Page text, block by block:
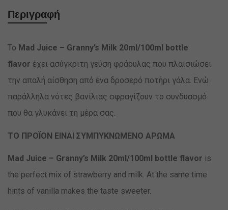
Περιγραφή
Το Mad Juice – Granny’s Milk 20ml/100ml bottle
flavor έχει ασύγκριτη γεύση φράουλας που πλαισιώσει
την απαλή αίσθηση από ένα δροσερό ποτήρι γάλα. Ενώ
παράλληλα νότες βανίλιας σφραγίζουν το συνδυασμό
που θα γλυκάνει τη μέρα σας.
TO ΠΡΟΪΟΝ ΕΙΝΑΙ ΣΥΜΠΥΚΝΩΜΕΝΟ ΑΡΩΜΑ
Mad Juice – Granny’s Milk 20ml/100ml bottle flavor is
the perfect mix of strawberry and milk. At the same time
hints of vanilla makes the taste sweeter.